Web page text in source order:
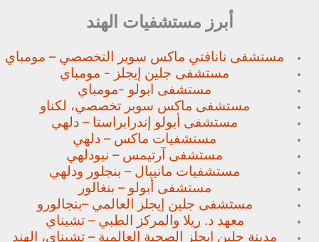
أبرز مستشفيات الهند
مستشفى نانافتي ماكس سوبر التخصصي – مومباي
مستشفى جلين إيجلز - مومباي
مستشفى ابولو -مومباي
مستشفى ماكس سوبر تخصصي، لكناو
مستشفى أبولو إندرابراستا – دلهي
مستشفيات ماكس – دلهي
مستشفى آرتيمس – نيودلهي
مستشفيات مانيبال – بنجلور ودلهي
مستشفى أبولو – بنغالور
مستشفى جلين إيجلز العالمي –بنجالورو
معهد د. ريلا والمركز الطبي – تشيناي
مدينة جلين ايجلز الصحية العالمية – تشيناي، الهند